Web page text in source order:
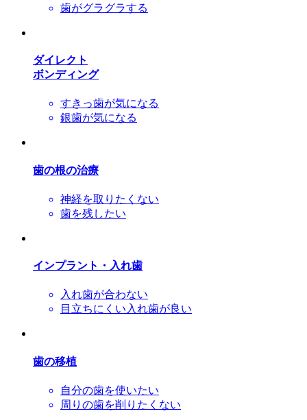
歯がグラグラする
ダイレクト
ボンディング
すきっ歯が気になる
銀歯が気になる
歯の根の治療
神経を取りたくない
歯を残したい
インプラント・入れ歯
入れ歯が合わない
目立ちにくい入れ歯が良い
歯の移植
自分の歯を使いたい
周りの歯を削りたくない